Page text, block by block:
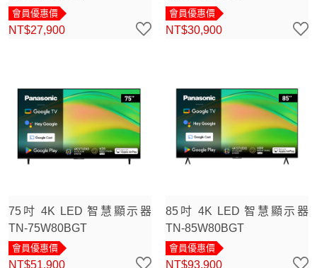
會員優惠價
NT$27,900
會員優惠價
NT$30,900
75吋 4K LED 智慧顯示器
TN-75W80BGT
會員優惠價
NT$51,900
85吋 4K LED 智慧顯示器
TN-85W80BGT
會員優惠價
NT$93,900